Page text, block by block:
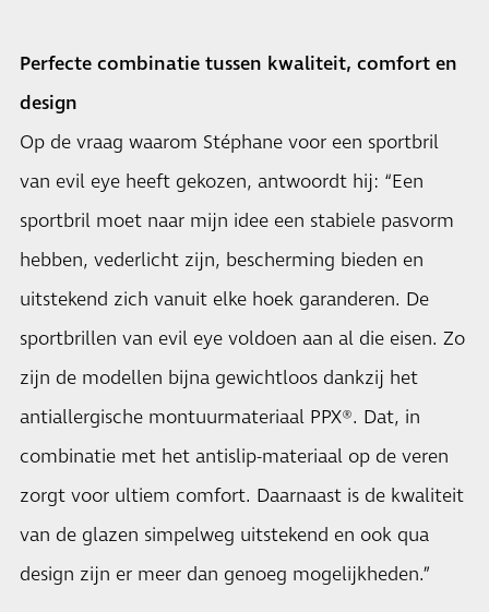
Perfecte combinatie tussen kwaliteit, comfort en
design
Op de vraag waarom Stéphane voor een sportbril
van evil eye heeft gekozen, antwoordt hij: “Een
sportbril moet naar mijn idee een stabiele pasvorm
hebben, vederlicht zijn, bescherming bieden en
uitstekend zich vanuit elke hoek garanderen. De
sportbrillen van evil eye voldoen aan al die eisen. Zo
zijn de modellen bijna gewichtloos dankzij het
antiallergische montuurmateriaal PPX®. Dat, in
combinatie met het antislip-materiaal op de veren
zorgt voor ultiem comfort. Daarnaast is de kwaliteit
van de glazen simpelweg uitstekend en ook qua
design zijn er meer dan genoeg mogelijkheden.”